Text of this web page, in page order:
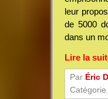
leur
de 5000
dans un
Lire la
Par Éric
Catégorie